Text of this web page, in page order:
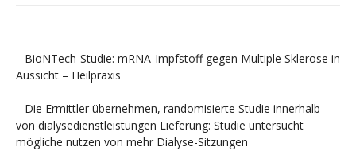
BioNTech-Studie: mRNA-Impfstoff gegen Multiple Sklerose in
Aussicht – Heilpraxis
Die Ermittler übernehmen, randomisierte Studie innerhalb
von dialysedienstleistungen Lieferung: Studie untersucht
mögliche nutzen von mehr Dialyse-Sitzungen